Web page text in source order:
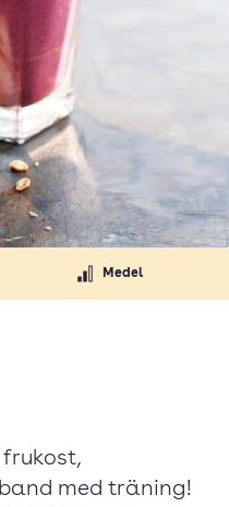
Medel
med träning!